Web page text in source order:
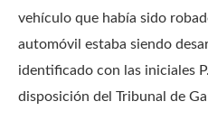
vehículo que había sido
automóvil estaba siendo
identificado con las iniciales
disposición del Tribunal de